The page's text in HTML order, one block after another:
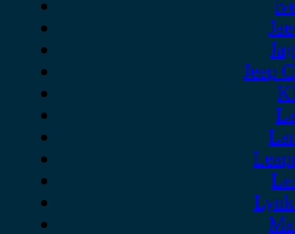
Jeep